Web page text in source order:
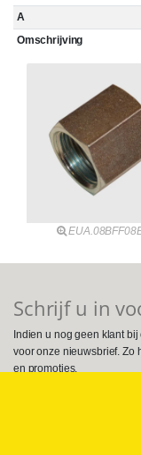
A
Omschrijving
Schrijf u in
Indien u nog geen klant
voor onze nieuwsbrief. Zo
en promoties.
Volg ons op